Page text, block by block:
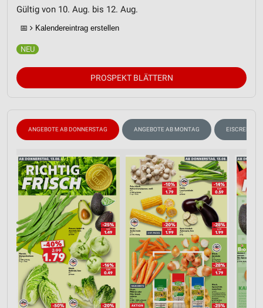
Gültig von 10. Aug. bis 12. Aug.
📅 Kalendereintrag erstellen
PROSPEKT BLÄTTERN
ANGEBOTE AB DONNERSTAG ANGEBOTE AB MONTAG EISCREME